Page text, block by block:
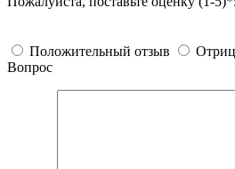
Положительный отзыв
Вопрос